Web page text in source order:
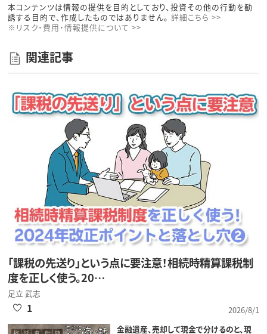
本コンテンツは情報の提供を目的としており、投資その他の行動を勧
誘する目的で、作成したものではありません。 詳細こちら >>
※リスク・費用・情報提供について >>
関連記事
「課税の先送り」という点に要注意！相続時精算課税制
度を正しく使う。20…
足立 武志
2026/8/1
1
金融遺産、売却して現金で分けるのと、現